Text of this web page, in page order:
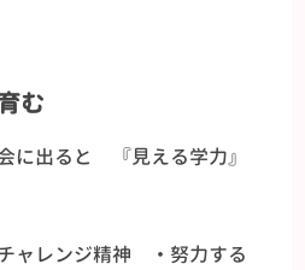
む
に出ると 『見える学力』
ャレンジ精神 ・努力する